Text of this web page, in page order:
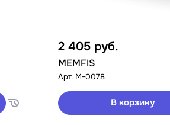
2 405 руб.
MEMFIS
Арт. M-0078
В корзину